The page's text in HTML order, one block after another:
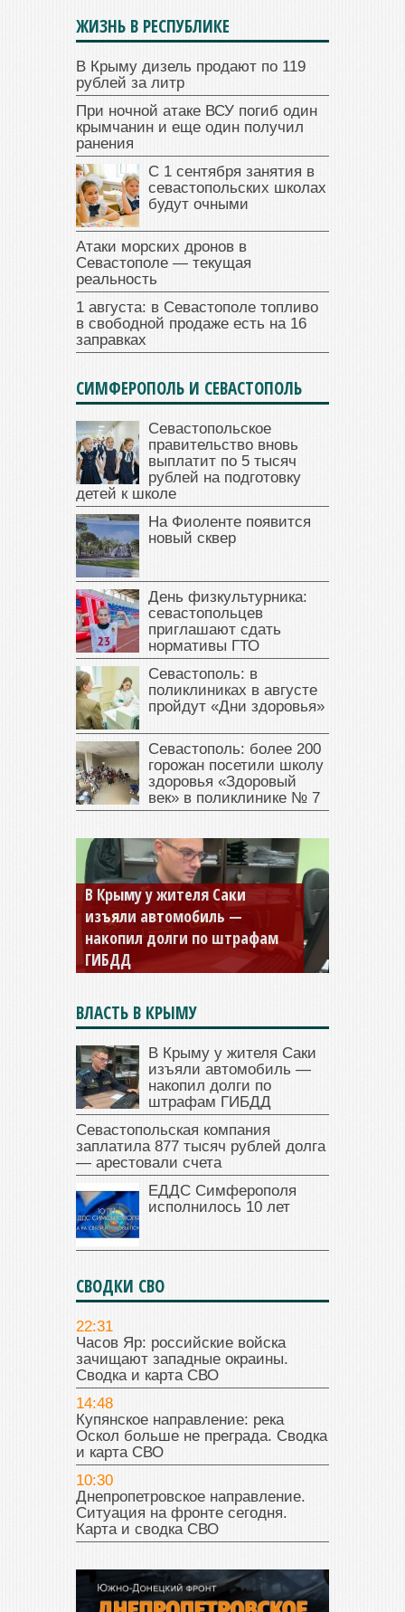
ЖИЗНЬ В РЕСПУБЛИКЕ
В Крыму дизель продают по 119
рублей за литр
При ночной атаке ВСУ погиб один
крымчанин и еще один получил
ранения
С 1 сентября занятия в
севастопольских школах
будут очными
Атаки морских дронов в
Севастополе — текущая
реальность
1 августа: в Севастополе топливо
в свободной продаже есть на 16
заправках
СИМФЕРОПОЛЬ И СЕВАСТОПОЛЬ
Севастопольское
правительство вновь
выплатит по 5 тысяч
рублей на подготовку
детей к школе
На Фиоленте появится
новый сквер
День физкультурника:
севастопольцев
приглашают сдать
нормативы ГТО
Севастополь: в
поликлиниках в августе
пройдут «Дни здоровья»
Севастополь: более 200
горожан посетили школу
здоровья «Здоровый
век» в поликлинике № 7
В Крыму у жителя Саки
изъяли автомобиль —
накопил долги по штрафам
ГИБДД
Севастопольская компания
заплатила 877 тысяч рублей
долга — арестовали счета
ВЛАСТЬ В КРЫМУ
В Крыму у жителя Саки
изъяли автомобиль —
накопил долги по
штрафам ГИБДД
Севастопольская компания
заплатила 877 тысяч рублей долга
— арестовали счета
ЕДДС Симферополя
исполнилось 10 лет
СВОДКИ СВО
22:31
Часов Яр: российские войска
зачищают западные окраины.
Сводка и карта СВО
14:48
Купянское направление: река
Оскол больше не преграда. Сводка
и карта СВО
10:30
Днепропетровское направление.
Ситуация на фронте сегодня.
Карта и сводка СВО